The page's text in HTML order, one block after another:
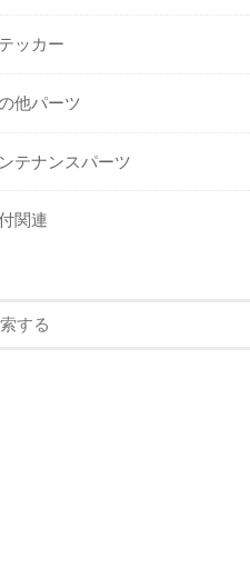
ッカー
他パーツ
テナンスパーツ
関連